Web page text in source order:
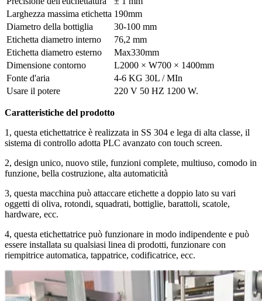
Larghezza massima etichetta 190mm
Diametro della bottiglia
30-100 mm
Etichetta diametro interno
76,2 mm
Etichetta diametro esterno
Max330mm
Dimensione contorno
L2000 × W700 × 1400mm
Fonte d'aria
4-6 KG 30L / MIn
Usare il potere
220 V 50 HZ 1200 W.
Caratteristiche del prodotto
1, questa etichettatrice è realizzata in SS 304 e lega di alta classe, il
sistema di controllo adotta PLC avanzato con touch screen.
2, design unico, nuovo stile, funzioni complete, multiuso, comodo in
funzione, bella costruzione, alta automaticità
3, questa macchina può attaccare etichette a doppio lato su vari
oggetti di oliva, rotondi, squadrati, bottiglie, barattoli, scatole,
hardware, ecc.
4, questa etichettatrice può funzionare in modo indipendente e può
essere installata su qualsiasi linea di prodotti, funzionare con
riempitrice automatica, tappatrice, codificatrice, ecc.